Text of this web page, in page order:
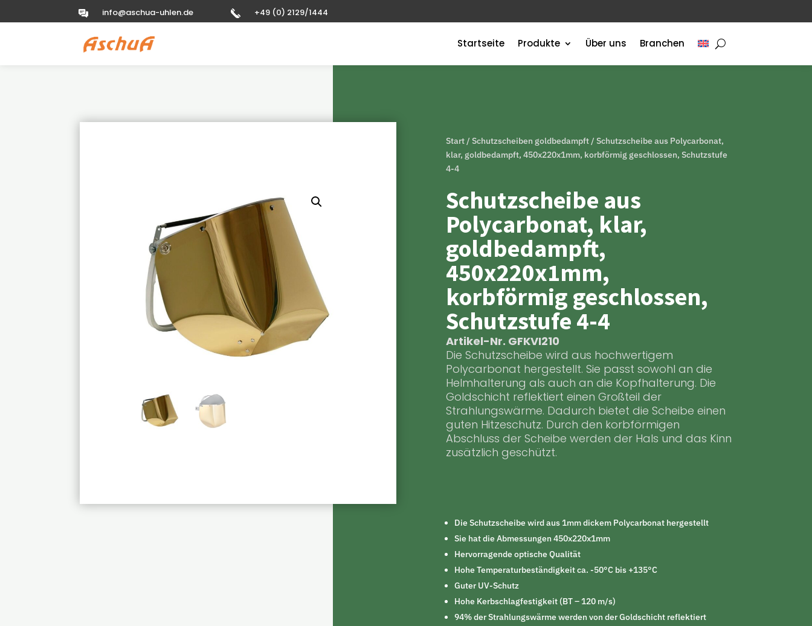
info@aschua-uhlen.de +49 (0) 2129/1444
Startseite Produkte Über uns Branchen
Start /Schutzscheiben goldbedampft / Schutzscheibe aus Polycarbonat,
klar, goldbedampft, 450x220x1mm, korbförmig geschlossen, Schutzstufe
4-4
Schutzscheibe aus
Polycarbonat, klar,
goldbedampft,
450x220x1mm,
korbförmig geschlossen,
Schutzstufe 4-4
Artikel-Nr. GFKVI210
Die Schutzscheibe wird aus hochwertigem
Polycarbonat hergestellt. Sie passt sowohl an die
Helmhalterung als auch an die Kopfhalterung. Die
Goldschicht reflektiert einen Großteil der
Strahlungswärme. Dadurch bietet die Scheibe einen
guten Hitzeschutz. Durch den korbförmigen
Abschluss der Scheibe werden der Hals und das Kinn
zusätzlich geschützt.
Die Schutzscheibe wird aus 1mm dickem Polycarbonat hergestellt
Sie hat die Abmessungen 450x220x1mm
Hervorragende optische Qualität
Hohe Temperaturbeständigkeit ca. -50°C bis +135°C
Guter UV-Schutz
Hohe Kerbschlagfestigkeit (BT – 120 m/s)
94% der Strahlungswärme werden von der Goldschicht reflektiert